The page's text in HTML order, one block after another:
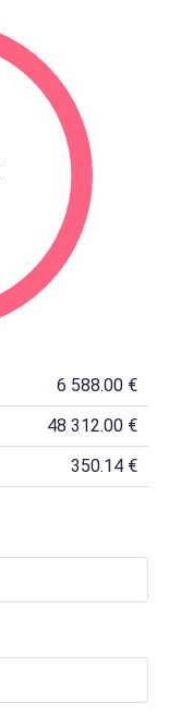
6 588.00 €
48 312.00 €
350.14 €